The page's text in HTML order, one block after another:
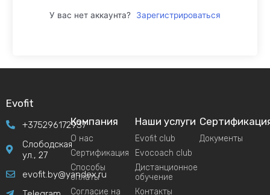
У вас нет аккаунта? Зарегистрироваться
Evofit
+375296172937
Слободская
ул., 27
evofit.by@yandex.ru
Компания
О нас
Сертификация
Способы
оплаты
Согласие на
Наши услуги
Evofit club
Evocoach club
Дистанционное
обучение
Контакты
Документы